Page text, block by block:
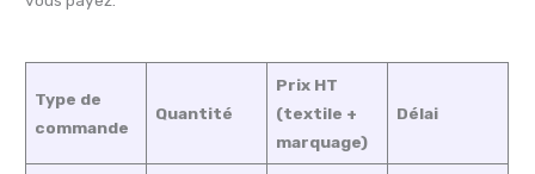
Type de
commande
Quantité
Prix HT
(textile +
marquage)
Délai